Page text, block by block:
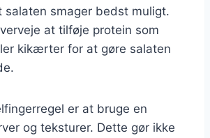
salaten smager bedst muligt.
at tilføje protein som
kikærter for at gøre salaten
er at bruge en
og teksturer. Dette gør ikke